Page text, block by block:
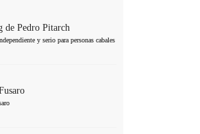
de Pedro Pitarch
y serio para personas cabales